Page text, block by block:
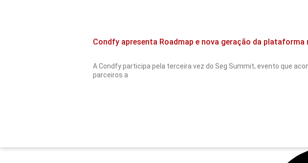
Condfy apresenta Roadmap e nova geração da plataforma
A Condfy participa pela terceira vez do Seg Summit, evento que
parceiros a